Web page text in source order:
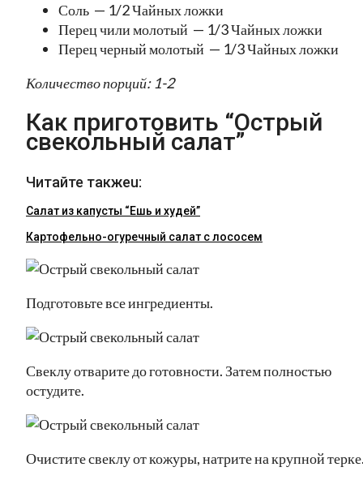
Соль — 1/2 Чайных ложки
Перец чили молотый — 1/3 Чайных ложки
Перец черный молотый — 1/3 Чайных ложки
Количество порций: 1-2
Как приготовить “Острый
свекольный салат”
Читайте такжеu:
Салат из капусты “Ешь и худей”
Картофельно-огуречный салат с лососем
Подготовьте все ингредиенты.
Свеклу отварите до готовности. Затем полностью
остудите.
Очистите свеклу от кожуры, натрите на крупной